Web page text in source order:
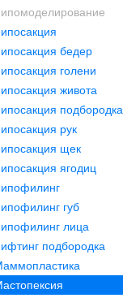
бедер
голени
живота
подбородка
рук
щек
ягодиц
губ
лица
подбородка